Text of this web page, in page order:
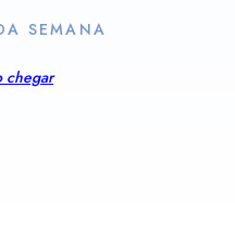
SEMANA
chegar